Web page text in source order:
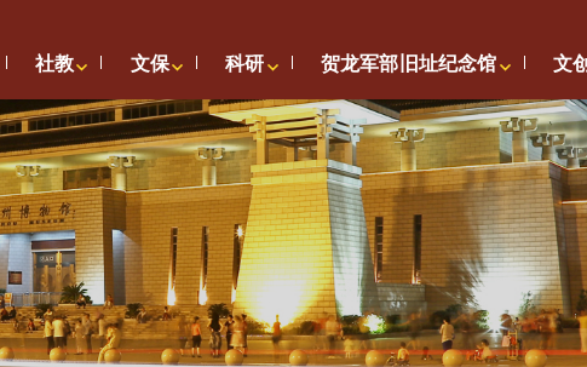
社教 文保 科研 贺龙军部旧址纪念馆 文创